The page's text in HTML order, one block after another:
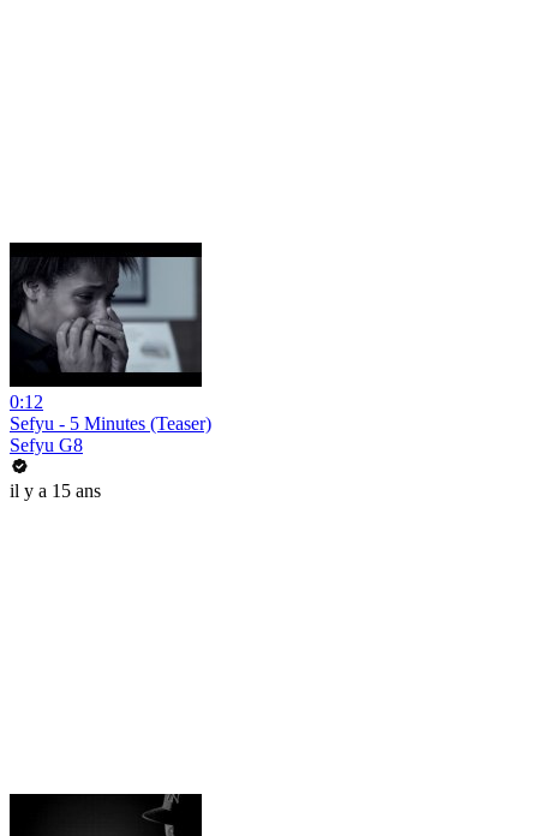
0:12
Sefyu - 5 Minutes (Teaser)
Sefyu G8
il y a 15 ans